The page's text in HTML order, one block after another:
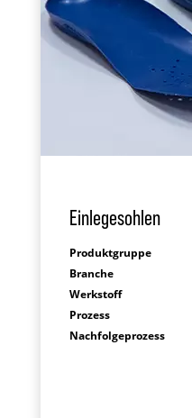
Einlegesohlen
Produktgruppe
Branche
Werkstoff
Prozess
Nachfolgeprozess